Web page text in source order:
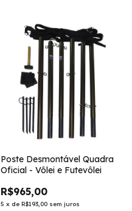
Poste Desmontável Quadra
Oficial - Vôlei e Futevôlei
R$965,00
5 x de R$193,00 sem juros